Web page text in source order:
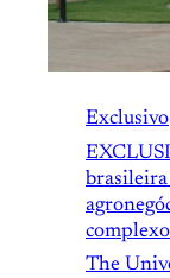
Exclusivo
The